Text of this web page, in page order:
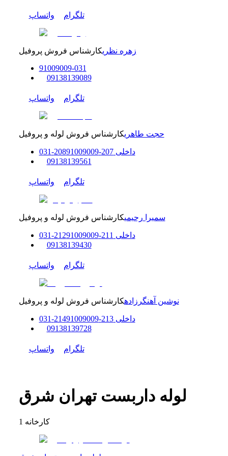
لوله داربست تهران شرق
1 کارخانه
تلگرام واتساپ
زهره نظریکارشناس فروش پروفیل
91009009-031
09138139089
تلگرام واتساپ
حجت طاهریکارشناس فروش لوله و پروفیل
داخلی207-208
91009009
-
031
09138139561
تلگرام واتساپ
سمیرا رحیمیکارشناس فروش لوله و پروفیل
داخلی 211-212
91009009
-
031
09138139430
تلگرام واتساپ
نوشین آهنگرزادهکارشناس فروش لوله و پروفیل
داخلی213-214
91009009
-
031
09138139728
تلگرام واتساپ